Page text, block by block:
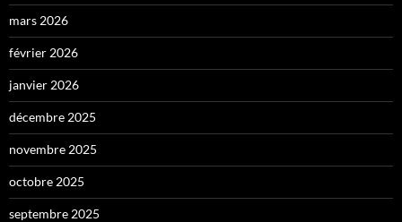
mars 2026
février 2026
janvier 2026
décembre 2025
novembre 2025
octobre 2025
septembre 2025